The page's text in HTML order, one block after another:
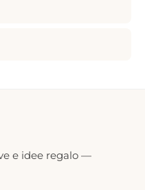
e idee regalo —